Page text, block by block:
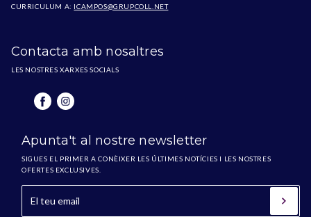
CURRICULUM A: ICAMPOS@GRUPCOLL.NET
Contacta amb nosaltres
LES NOSTRES XARXES SOCIALS
Apunta't al nostre newsletter
SIGUES EL PRIMER A CONÈIXER LES ÚLTIMES NOTÍCIES I LES NOSTRES
OFERTES EXCLUSIVES.